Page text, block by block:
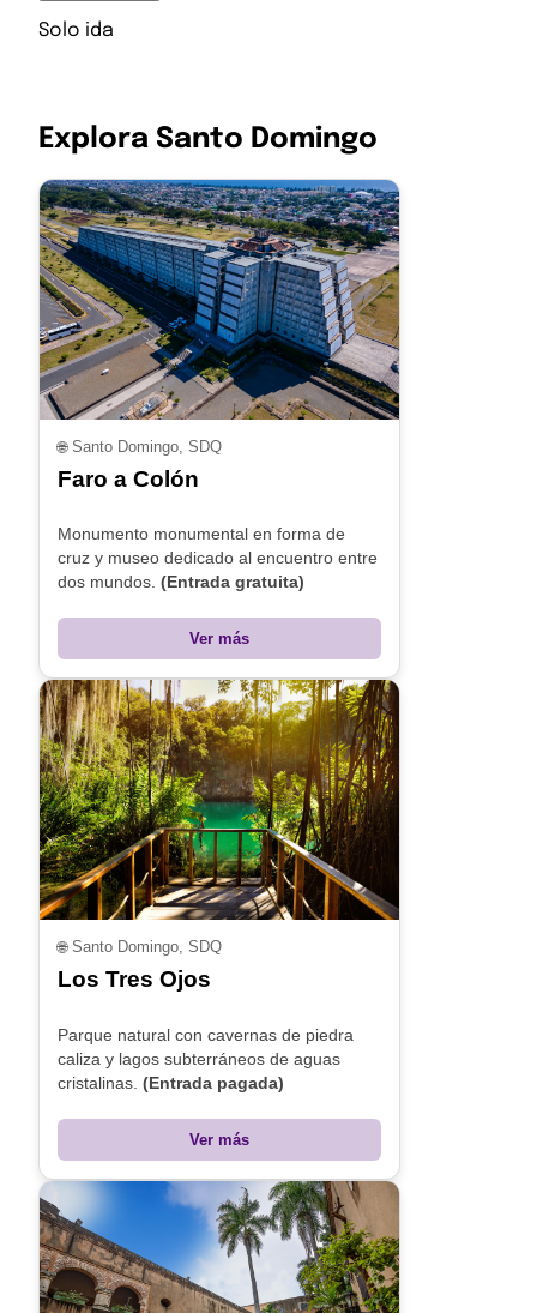
Solo ida
Explora Santo Domingo
🌐Santo Domingo, SDQ
Faro a Colón
Monumento monumental en forma de
cruz y museo dedicado al encuentro entre
dos mundos. (Entrada gratuita)
Ver más
🌐Santo Domingo, SDQ
Los Tres Ojos
Parque natural con cavernas de piedra
caliza y lagos subterráneos de aguas
cristalinas. (Entrada pagada)
Ver más